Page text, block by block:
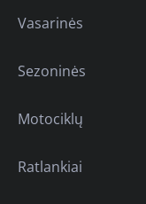
Vasarinės
Sezoninės
Motociklų
Ratlankiai